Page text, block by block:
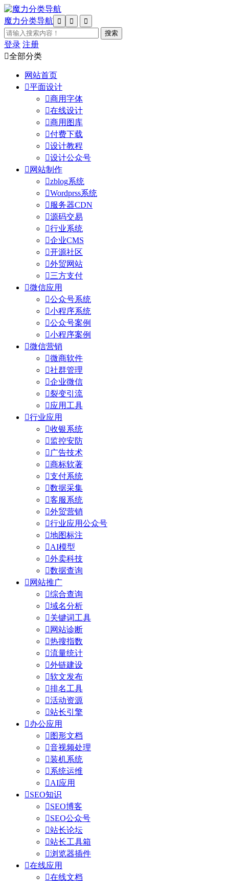
魔力分类导航   
登录 注册
全部分类
网站首页
平面设计
商用字体
在线设计
商用图库
付费下载
设计教程
设计公众号
 网站制作
zblog系统
Wordprss系统
 服务器CDN
源码交易
行业系统
企业CMS
开源社区
外贸网站
三方支付
微信应用
公众号系统
小程序系统
公众号案例
小程序案例
微信营销
微商软件
社群管理
企业微信
裂变引流
应用工具
行业应用
收银系统
监控安防
 广告技术
商标软著
支付系统
数据采集
客服系统
外贸营销
行业应用公众号
地图标注
AI模型
外卖科技
数据查询
 网站推广
综合查询
域名分析
关键词工具
 网站诊断
热搜指数
流量统计
外链建设
软文发布
排名工具
活动资源
站长引擎
办公应用
 图形文档
音视频处理
装机系统
系统运维
AI应用
SEO知识
SEO博客
SEO公众号
站长论坛
站长工具箱
浏览器插件
在线应用
在线文档